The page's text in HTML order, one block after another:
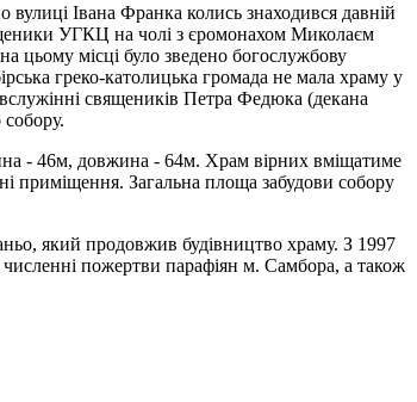
Івана Франка колись знаходився давній
УГКЦ на чолі з єромонахом Миколаєм
цьому місці було зведено богослужбову
греко-католицька громада не мала храму у
священиків Петра Федюка (декана
- 46м, довжина - 64м. Храм вірних вміщатиме
приміщення. Загальна площа забудови собору
який продовжив будівництво храму. З 1997
численні пожертви парафіян м. Самбора, а також